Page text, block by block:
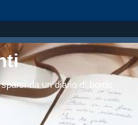
da un diario di bordo